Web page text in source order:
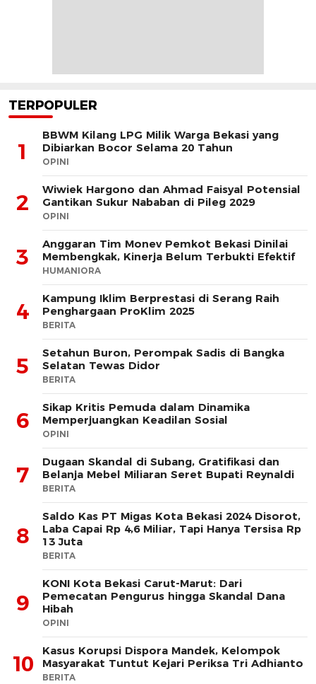
TERPOPULER
1
BBWM Kilang LPG Milik Warga Bekasi yang
Dibiarkan Bocor Selama 20 Tahun
OPINI
2
Wiwiek Hargono dan Ahmad Faisyal Potensial
Gantikan Sukur Nababan di Pileg 2029
OPINI
3
Anggaran Tim Monev Pemkot Bekasi Dinilai
Membengkak, Kinerja Belum Terbukti Efektif
HUMANIORA
4
Kampung Iklim Berprestasi di Serang Raih
Penghargaan ProKlim 2025
BERITA
5
Setahun Buron, Perompak Sadis di Bangka
Selatan Tewas Didor
BERITA
6
Sikap Kritis Pemuda dalam Dinamika
Memperjuangkan Keadilan Sosial
OPINI
7
Dugaan Skandal di Subang, Gratifikasi dan
Belanja Mebel Miliaran Seret Bupati Reynaldi
BERITA
8
Saldo Kas PT Migas Kota Bekasi 2024 Disorot,
Laba Capai Rp 4,6 Miliar, Tapi Hanya Tersisa Rp
13 Juta
BERITA
9
KONI Kota Bekasi Carut-Marut: Dari
Pemecatan Pengurus hingga Skandal Dana
Hibah
OPINI
10
Kasus Korupsi Dispora Mandek, Kelompok
Masyarakat Tuntut Kejari Periksa Tri Adhianto
BERITA